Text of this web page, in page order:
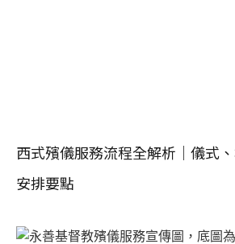
西式殯儀服務流程全解析｜儀式
安排要點